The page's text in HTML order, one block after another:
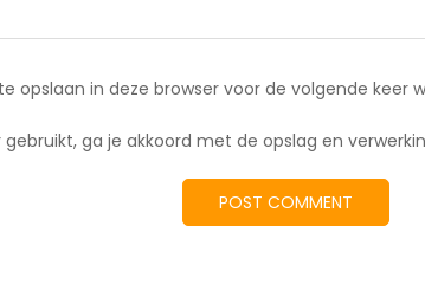
opslaan in deze browser voor de volgende keer
ga je akkoord met de opslag en